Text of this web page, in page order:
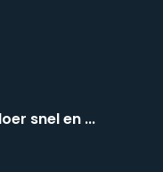
snel en ...